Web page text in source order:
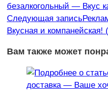
статьи
безалкогольный — Вкус
Следующая запись
Вкусная и компанейская!
Вам также может